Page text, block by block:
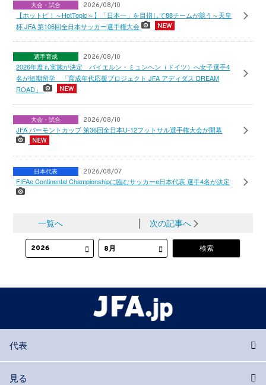
大会・試合 2026/08/10
【ホットピ！～HotTopic～】「日本一」を目指して88チームが競う～天皇
杯 JFA 第106回全日本サッカー選手権大会
選手育成 2026/08/10
2026年度も実施が決定 バイエルン・ミュンヘン（ドイツ）へ女子選手4
名が短期留学 「育成年代応援プロジェクト JFA アディダス DREAM
ROAD」
大会・試合 2026/08/10
JFA バーモントカップ 第36回全日本U-12フットサル選手権大会が開幕
日本代表 2026/08/07
FIFAe Continental Championshipに臨むサッカーe日本代表 選手4名が決定
一覧へ 次の記事へ
代表
見る